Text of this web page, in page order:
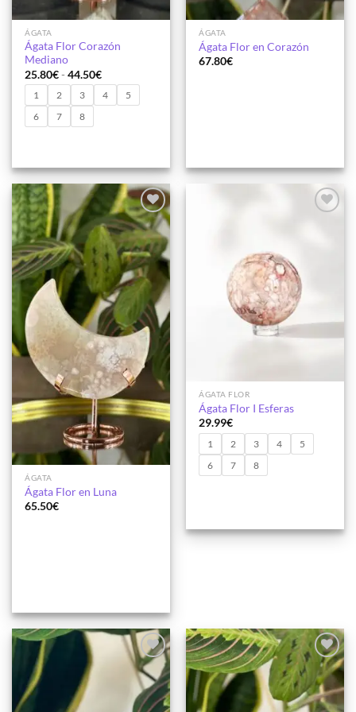
ÁGATA
Ágata Flor Corazón
Mediano
25.80€- 44.50€Rango
de
precios:
desde
1 2 3 4
5
6
7 8
ÁGATA
Ágata Flor en Corazón
67.80€
Añadir
a la
lista de
deseos
ÁGATA
Ágata Flor en Luna
65.50€
ÁGATA FLOR
Ágata Flor I Esferas
29.99€
1 2 3 4
5
6
7 8
Añadir
a la
lista de
deseos
Añadir
a la
lista de
deseos